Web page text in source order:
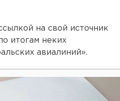
на свой источник
итогам неких
авиалиний».